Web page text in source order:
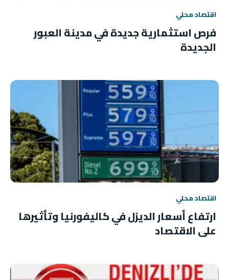
اقتصاد محلي
فرص استثمارية جديدة في مدينة العبور
الجديدة
اقتصاد محلي
ارتفاع أسعار الديزل في كاليفورنيا وتأثيرها
على الاقتصاد